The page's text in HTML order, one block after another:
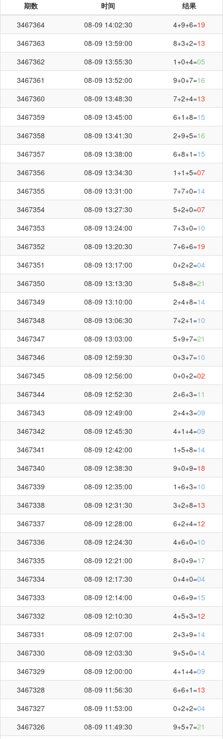
期数 时间
结果
3467364
08-09 14:02:30 4+9+6=19
3467363
08-09 13:59:00 8+3+2=13
3467362
08-09 13:55:30 1+0+4=05
3467361
08-09 13:52:00 9+0+7=16
3467360
08-09 13:48:30 7+2+4=13
3467359
08-09 13:45:00 6+1+8=15
3467358
08-09 13:41:30 2+9+5=16
3467357
08-09 13:38:00 6+8+1=15
3467356
08-09 13:34:30 1+1+5=07
3467355
08-09 13:31:00 7+7+0=14
3467354
08-09 13:27:30 5+2+0=07
3467353
08-09 13:24:00 7+3+0=10
3467352
08-09 13:20:30 7+6+6=19
3467351
08-09 13:17:00 0+2+2=04
3467350
08-09 13:13:30 5+8+8=21
3467349
08-09 13:10:00 2+4+8=14
3467348
08-09 13:06:30 7+2+1=10
3467347
08-09 13:03:00 5+9+7=21
3467346
08-09 12:59:30 0+3+7=10
3467345
08-09 12:56:00 0+0+2=02
3467344
08-09 12:52:30 2+6+3=11
3467343
08-09 12:49:00 2+4+3=09
3467342
08-09 12:45:30 4+1+4=09
3467341
08-09 12:42:00 1+5+8=14
3467340
08-09 12:38:30 9+0+9=18
3467339
08-09 12:35:00 1+6+3=10
3467338
08-09 12:31:30 3+2+8=13
3467337
08-09 12:28:00 6+2+4=12
3467336
08-09 12:24:30 4+6+0=10
3467335
08-09 12:21:00 8+0+9=17
3467334
08-09 12:17:30 0+4+0=04
3467333
08-09 12:14:00 0+6+9=15
3467332
08-09 12:10:30 4+5+3=12
3467331
08-09 12:07:00 2+3+9=14
3467330
08-09 12:03:30 9+5+0=14
3467329
08-09 12:00:00 4+1+4=09
3467328
08-09 11:56:30 6+6+1=13
3467327
08-09 11:53:00 0+2+2=04
3467326
08-09 11:49:30 9+5+7=21
第3467364开奖结果